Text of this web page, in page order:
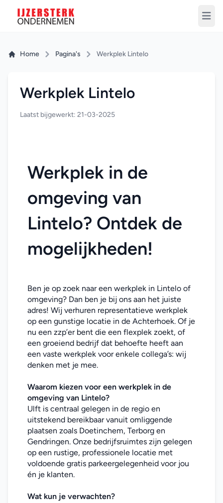
Home Pagina's Werkplek Lintelo
Werkplek Lintelo
Laatst bijgewerkt: 21-03-2025
Werkplek in de
omgeving van
Lintelo? Ontdek de
mogelijkheden!
Ben je op zoek naar een werkplek in Lintelo of
omgeving? Dan ben je bij ons aan het juiste
adres! Wij verhuren representatieve werkplek
op een gunstige locatie in de Achterhoek. Of je
nu een zzp’er bent die een flexplek zoekt, of
een groeiend bedrijf dat behoefte heeft aan
een vaste werkplek voor enkele collega’s: wij
denken met je mee.
Waarom kiezen voor een werkplek in de
omgeving van Lintelo?
Ulft is centraal gelegen in de regio en
uitstekend bereikbaar vanuit omliggende
plaatsen zoals Doetinchem, Terborg en
Gendringen. Onze bedrijfsruimtes zijn gelegen
op een rustige, professionele locatie met
voldoende gratis parkeergelegenheid voor jou
én je klanten.
Wat kun je verwachten?